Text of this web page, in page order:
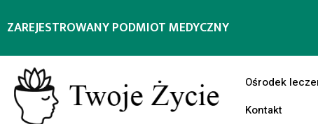
ZAREJESTROWANY PODMIOT MEDYCZNY
Ośrodek
Kontakt